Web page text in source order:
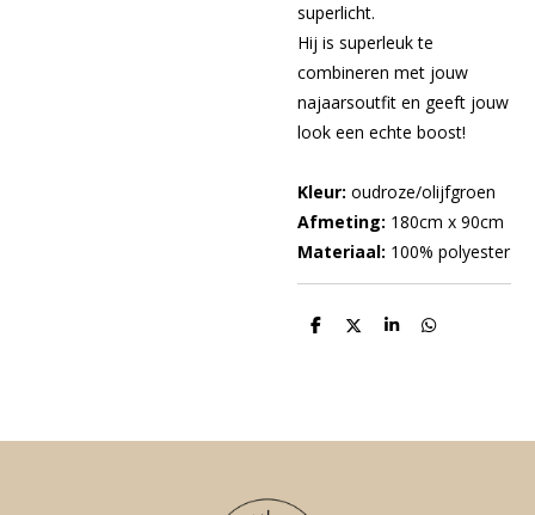
superlicht.
Hij is superleuk te
combineren met jouw
najaarsoutfit en geeft jouw
look een echte boost!
Kleur: oudroze/olijfgroen
Afmeting: 180cm x 90cm
Materiaal: 100% polyester
D
D
S
D